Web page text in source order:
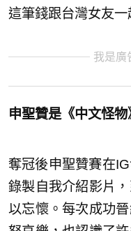
這筆錢跟台灣女友一
我是廣
申聖贊是《中文怪
奪冠後申聖贊賽在
錄製自我介紹影片
以忘懷。每次成功